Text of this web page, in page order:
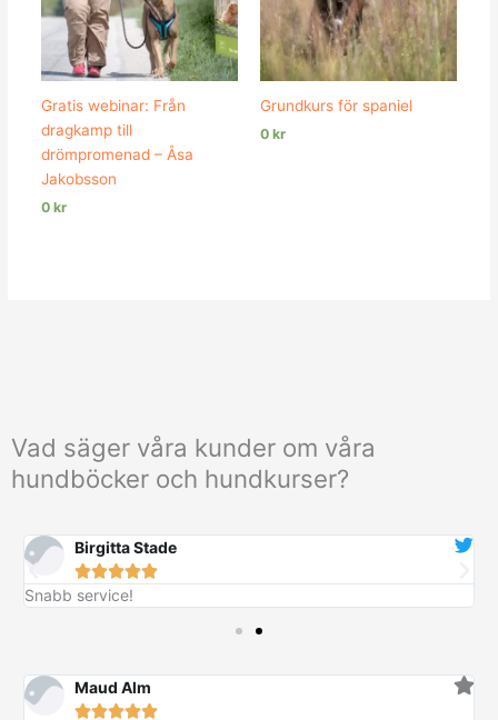
Gratis webinar: Från
dragkamp till
drömpromenad – Åsa
Jakobsson
0 kr
Grundkurs för spaniel
0 kr
Vad säger våra kunder om våra
hundböcker och hundkurser?
Birgitta Stade

Snabb service!
Maud Alm
